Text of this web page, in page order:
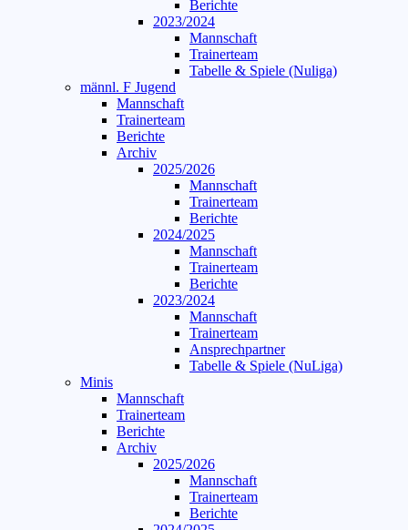
Berichte
2023/2024
Mannschaft
Trainerteam
Tabelle & Spiele (Nuliga)
männl. F Jugend
Mannschaft
Trainerteam
Berichte
Archiv
2025/2026
Mannschaft
Trainerteam
Berichte
2024/2025
Mannschaft
Trainerteam
Berichte
2023/2024
Mannschaft
Trainerteam
Ansprechpartner
Tabelle & Spiele (NuLiga)
Minis
Mannschaft
Trainerteam
Berichte
Archiv
2025/2026
Mannschaft
Trainerteam
Berichte